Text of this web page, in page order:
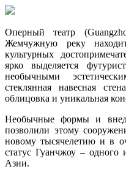
Оперный театр
Жемчужную реку
культурных
ярко выделяется
необычными
стеклянная навесная
облицовка и уникальная
Необычные формы и
позволили этому
новому тысячелетию и в
статус Гуанчжоу – одного
Азии.